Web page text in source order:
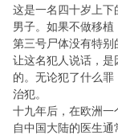
这是一名四十岁上
男子。如果不做移植
第三号尸体没有特
让这名犯人说话，
的。无论犯了什么
治犯。
十九年后，在欧洲
自中国大陆的医生